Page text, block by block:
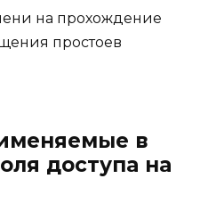
на прохождение
простоев
в
доступа на